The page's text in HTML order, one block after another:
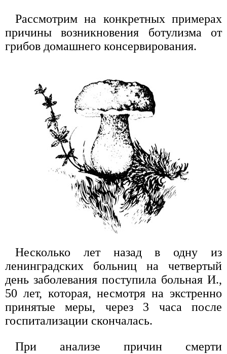
Рассмотрим на конкретных примерах
причины возникновения ботулизма от
грибов домашнего консервирования.
Несколько лет назад в одну из
ленинградских больниц на четвертый
день заболевания поступила больная И.,
50 лет, которая, несмотря на экстренно
принятые меры, через 3 часа после
госпитализации скончалась.
При анализе причин смерти